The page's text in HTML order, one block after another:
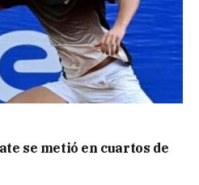
se metió en cuartos de